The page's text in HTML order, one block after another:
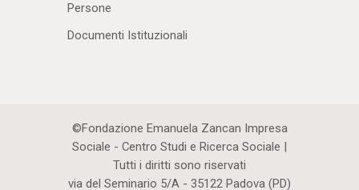
Persone
Documenti Istituzionali
©Fondazione Emanuela Zancan Impresa
Sociale - Centro Studi e Ricerca Sociale |
Tutti i diritti sono riservati
via del Seminario 5/A - 35122 Padova (PD)